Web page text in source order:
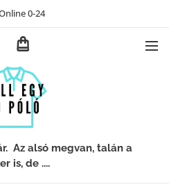
0-24
Az alsó megvan, talán a
is, de ....